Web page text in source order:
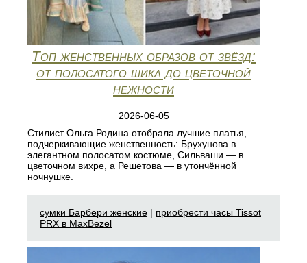
Топ женственных образов от звёзд:
от полосатого шика до цветочной
нежности
2026-06-05
Стилист Ольга Родина отобрала лучшие платья,
подчеркивающие женственность: Брухунова в
элегантном полосатом костюме, Сильваши — в
цветочном вихре, а Решетова — в утончённой
ночнушке.
сумки Барбери женские | приобрести часы Tissot
PRX в MaxBezel